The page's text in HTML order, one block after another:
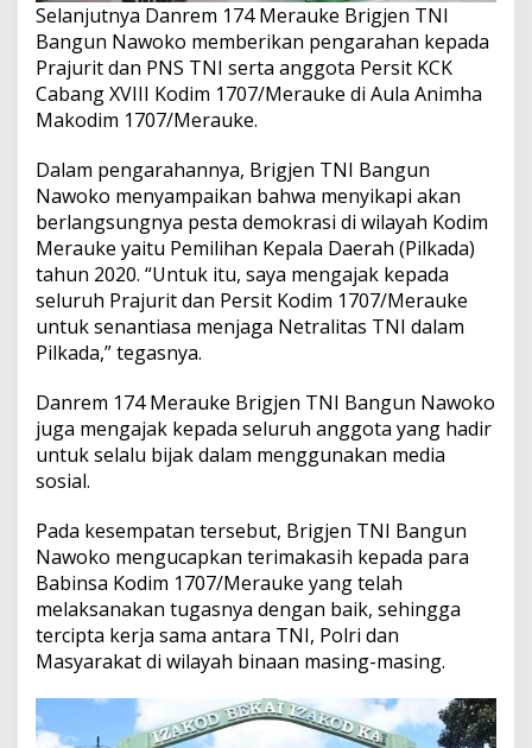
Selanjutnya Danrem 174 Merauke Brigjen TNI
Bangun Nawoko memberikan pengarahan kepada
Prajurit dan PNS TNI serta anggota Persit KCK
Cabang XVIII Kodim 1707/Merauke di Aula Animha
Makodim 1707/Merauke.
Dalam pengarahannya, Brigjen TNI Bangun
Nawoko menyampaikan bahwa menyikapi akan
berlangsungnya pesta demokrasi di wilayah Kodim
Merauke yaitu Pemilihan Kepala Daerah (Pilkada)
tahun 2020. “Untuk itu, saya mengajak kepada
seluruh Prajurit dan Persit Kodim 1707/Merauke
untuk senantiasa menjaga Netralitas TNI dalam
Pilkada,” tegasnya.
Danrem 174 Merauke Brigjen TNI Bangun Nawoko
juga mengajak kepada seluruh anggota yang hadir
untuk selalu bijak dalam menggunakan media
sosial.
Pada kesempatan tersebut, Brigjen TNI Bangun
Nawoko mengucapkan terimakasih kepada para
Babinsa Kodim 1707/Merauke yang telah
melaksanakan tugasnya dengan baik, sehingga
tercipta kerja sama antara TNI, Polri dan
Masyarakat di wilayah binaan masing-masing.